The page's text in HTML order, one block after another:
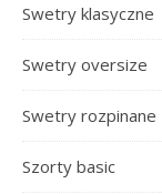
Swetry klasyczne
Swetry oversize
Swetry rozpinane
Szorty basic